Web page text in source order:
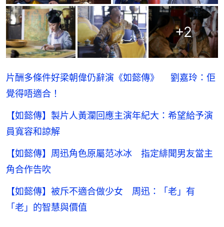
+2
片酬多條件好梁朝偉仍辭演《如懿傳》 劉嘉玲：佢
覺得唔適合！
【如懿傳】製片人黃瀾回應主演年紀大：希望給予演
員寬容和諒解
【如懿傳】周迅角色原屬范冰冰 指定緋聞男友當主
角合作告吹
【如懿傳】被斥不適合做少女 周迅：「老」有
「老」的智慧與價值